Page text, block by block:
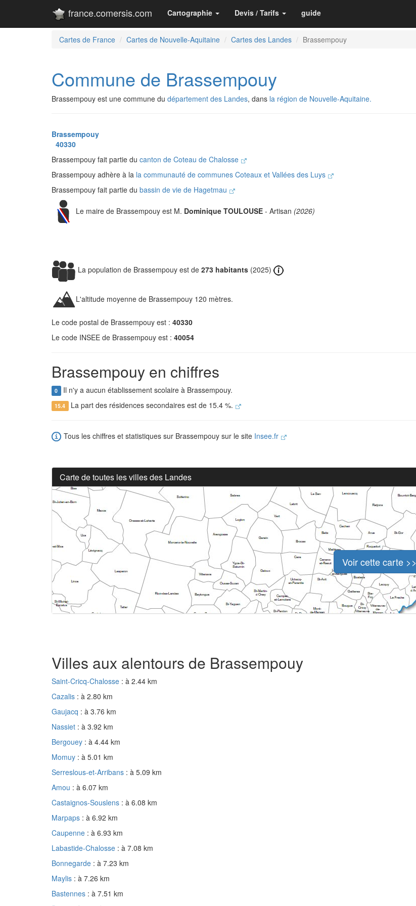
france.comersis.com Cartographie Devis / Tarifs guide
Cartes de France Cartes de Nouvelle-Aquitaine Cartes des Landes Brassempouy
Commune de Brassempouy
Brassempouy est une commune du département des Landes, dans la région de Nouvelle-Aquitaine.
Brassempouy
40330
Brassempouy fait partie du canton de Coteau de Chalosse
Brassempouy adhère à la la communauté de communes Coteaux et Vallées des Luys
Brassempouy fait partie du bassin de vie de Hagetmau
Le maire de Brassempouy est M. Dominique TOULOUSE - Artisan (2026)
La population de Brassempouy est de 273 habitants (2025)
L'altitude moyenne de Brassempouy 120 mètres.
Le code postal de Brassempouy est : 40330
Le code INSEE de Brassempouy est : 40054
Brassempouy en chiffres
0 Il n'y a aucun établissement scolaire à Brassempouy.
15.4 La part des résidences secondaires est de 15.4 %.
Tous les chiffres et statistiques sur Brassempouy sur le site Insee.fr
Carte de toutes les villes des Landes
Voir cette carte >>
Villes aux alentours de Brassempouy
Saint-Cricq-Chalosse : à 2.44 km
Cazalis : à 2.80 km
Gaujacq : à 3.76 km
Nassiet : à 3.92 km
Bergouey : à 4.44 km
Momuy : à 5.01 km
Serreslous-et-Arribans : à 5.09 km
Amou : à 6.07 km
Castaignos-Souslens : à 6.08 km
Marpaps : à 6.92 km
Caupenne : à 6.93 km
Labastide-Chalosse : à 7.08 km
Bonnegarde : à 7.23 km
Maylis : à 7.26 km
Bastennes : à 7.51 km